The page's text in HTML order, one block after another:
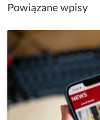
Powiązane wpisy